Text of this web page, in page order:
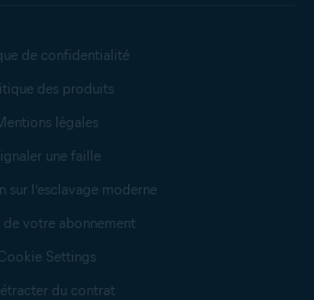
de confidentialité
des produits
légales
une faille
sur l’esclavage moderne
de votre abonnement
Settings
du contrat